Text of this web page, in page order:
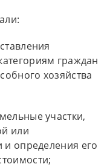
граждан
хозяйства
участки,
или
и определения его